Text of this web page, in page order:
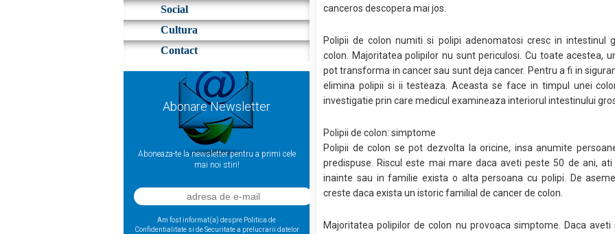
Social
Cultura
Contact
Abonare Newsletter
Aboneaza-te la newsletter pentru a primi cele
mai noi stiri!
Am fost informat(a) despre Politica de
Confidentialitate si de Securitate a prelucrarii datelor
canceros descopera mai jos.
Polipii de colon numiti si polipi adenomatosi cresc in intestinul
colon. Majoritatea polipilor nu sunt periculosi. Cu toate acestea,
pot transforma in cancer sau sunt deja cancer. Pentru a fi in
elimina polipii si ii testeaza. Aceasta se face in timpul unei
investigatie prin care medicul examineaza interiorul intestinului
Polipii de colon: simptome
Polipii de colon se pot dezvolta la oricine, insa anumite
predispuse. Riscul este mai mare daca aveti peste 50 de ani, ati
inainte sau in familie exista o alta persoana cu polipi. De
creste daca exista un istoric familial de cancer de colon.
Majoritatea polipilor de colon nu provoaca simptome. Daca aveti